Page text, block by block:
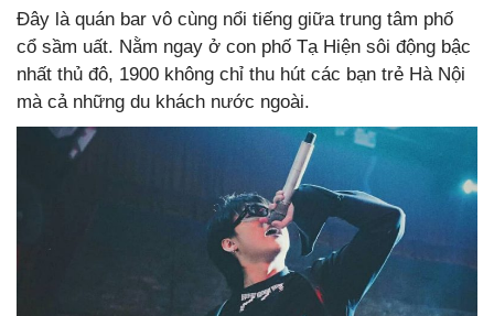
Đây là quán bar vô cùng nổi tiếng giữa trung tâm phố
cổ sầm uất. Nằm ngay ở con phố Tạ Hiện sôi động bậc
nhất thủ đô, 1900 không chỉ thu hút các bạn trẻ Hà Nội
mà cả những du khách nước ngoài.